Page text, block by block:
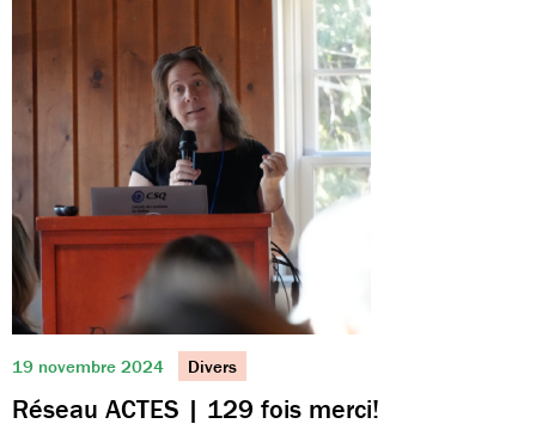
19 novembre 2024 Divers
Réseau ACTES | 129 fois merci!